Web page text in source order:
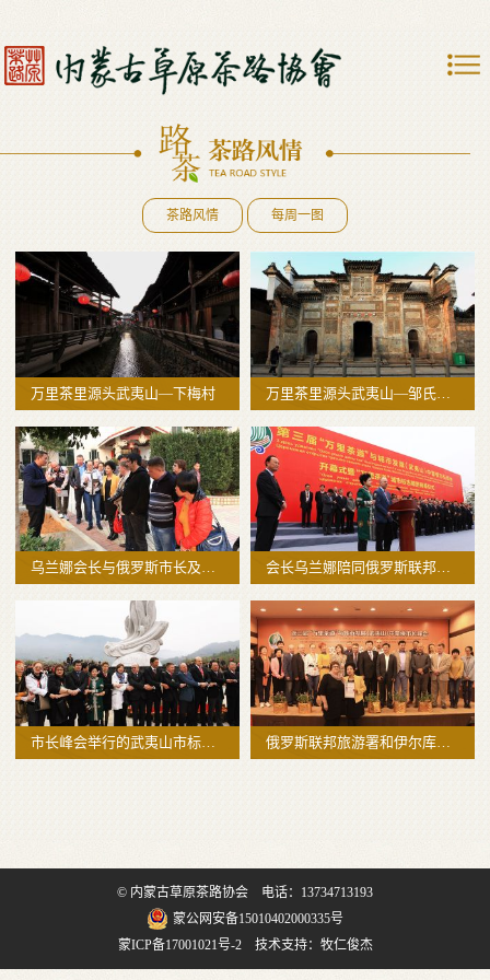
茶路风情 每周一图
万里茶里源头武夷山—下梅村 万里茶里源头武夷山—邹氏祠堂
乌兰娜会长与俄罗斯市长及专家考 会长乌兰娜陪同俄罗斯联邦旅游署
市长峰会举行的武夷山市标揭幕仪 俄罗斯联邦旅游署和伊尔库茨克市
© 内蒙古草原茶路协会 电话：13734713193
蒙公网安备15010402000335号
蒙ICP备17001021号-2
技术支持： 牧仁俊杰